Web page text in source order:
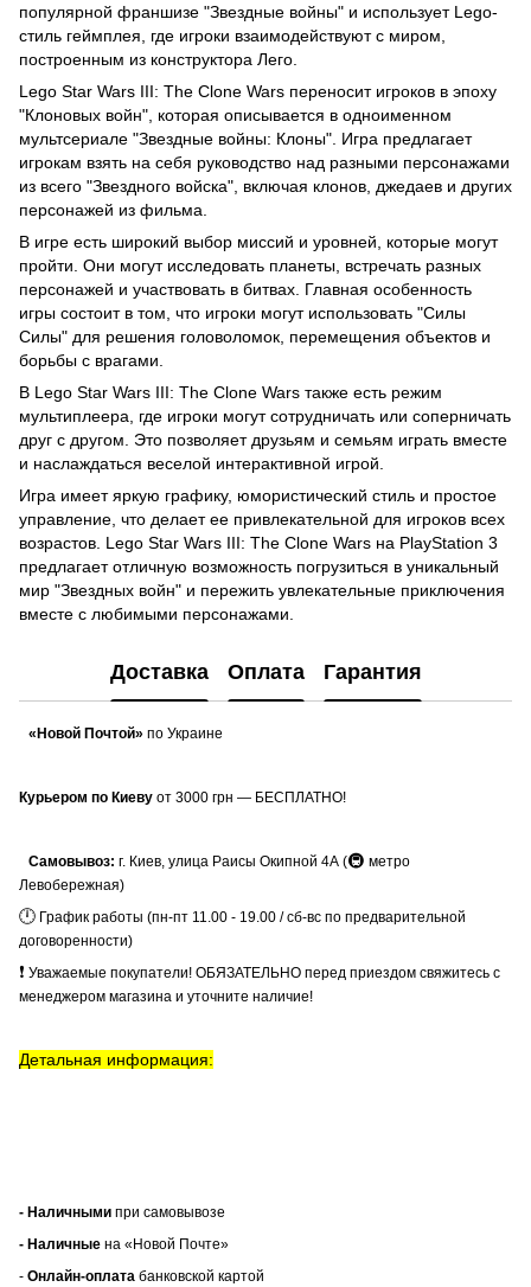
популярной франшизе "Звездные войны" и использует Lego-
стиль геймплея, где игроки взаимодействуют с миром,
построенным из конструктора Лего.
Lego Star Wars III: The Clone Wars переносит игроков в эпоху
"Клоновых войн", которая описывается в одноименном
мультсериале "Звездные войны: Клоны". Игра предлагает
игрокам взять на себя руководство над разными персонажами
из всего "Звездного войска", включая клонов, джедаев и других
персонажей из фильма.
В игре есть широкий выбор миссий и уровней, которые могут
пройти. Они могут исследовать планеты, встречать разных
персонажей и участвовать в битвах. Главная особенность
игры состоит в том, что игроки могут использовать "Силы
Силы" для решения головоломок, перемещения объектов и
борьбы с врагами.
В Lego Star Wars III: The Clone Wars также есть режим
мультиплеера, где игроки могут сотрудничать или соперничать
друг с другом. Это позволяет друзьям и семьям играть вместе
и наслаждаться веселой интерактивной игрой.
Игра имеет яркую графику, юмористический стиль и простое
управление, что делает ее привлекательной для игроков всех
возрастов. Lego Star Wars III: The Clone Wars на PlayStation 3
предлагает отличную возможность погрузиться в уникальный
мир "Звездных войн" и пережить увлекательные приключения
вместе с любимыми персонажами.
Доставка Оплата Гарантия
«Новой Почтой» по Украине
Курьером по Киеву от 3000 грн — БЕСПЛАТНО!
Самовывоз: г. Киев, улица Раисы Окипной 4А (🚇 метро
Левобережная)
🕛 График работы (пн-пт 11.00 - 19.00 / сб-вс по предварительной
договоренности)
❗ Уважаемые покупатели! ОБЯЗАТЕЛЬНО перед приездом свяжитесь с
менеджером магазина и уточните наличие!
Детальная информация:
- Наличными при самовывозе
- Наличные на «Новой Почте»
- Онлайн-оплата банковской картой